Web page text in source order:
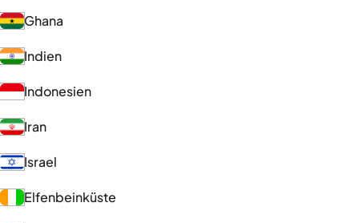
Ghana
Indien
Indonesien
Iran
Israel
Elfenbeinküste